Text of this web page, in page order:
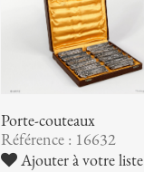
Porte-couteaux
Référence : 16632
Ajouter à votre liste